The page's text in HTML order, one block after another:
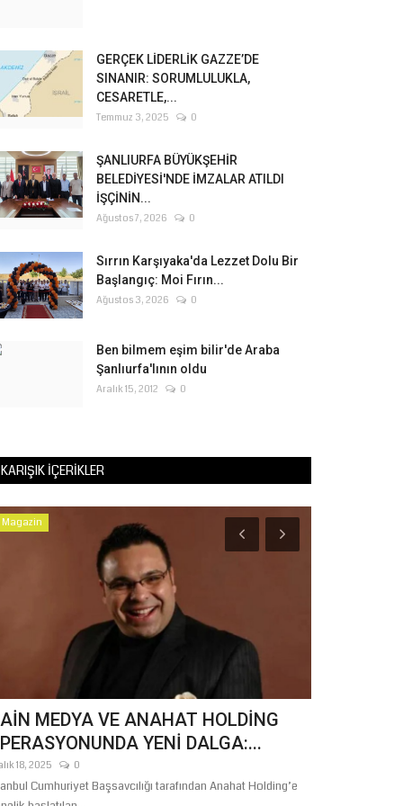
GERÇEK LİDERLİK GAZZE’DE
SINANIR: SORUMLULUKLA,
CESARETLE,...
Temmuz 3, 2025 0
ŞANLIURFA BÜYÜKŞEHİR
BELEDİYESİ'NDE İMZALAR ATILDI
İŞÇİNİN...
Ağustos 7, 2026 0
Sırrın Karşıyaka'da Lezzet Dolu Bir
Başlangıç: Moi Fırın...
Ağustos 3, 2026 0
Ben bilmem eşim bilir'de Araba
Şanlıurfa'lının oldu
Aralık 15, 2012 0
KARIŞIK İÇERIKLER
Magazin
MEDYA VE ANAHAT HOLDİNG
YENİ DALGA:...
18, 2025 0
Cumhuriyet Başsavcılığı tarafından Anahat Holding’e